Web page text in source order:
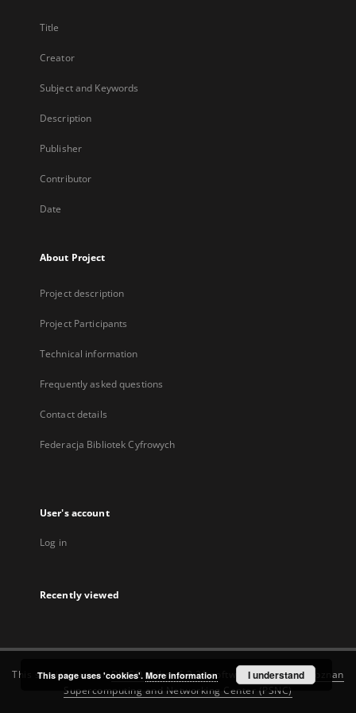
Title
Creator
Subject and Keywords
Description
Publisher
Contributor
Date
About Project
Project description
Project Participants
Technical information
Frequently asked questions
Contact details
Federacja Bibliotek Cyfrowych
User's account
Log in
Recently viewed
This service runs onDInGO dLibra 6.3.20software created by
Poznan
Supercomputing and Networking Center (PSNC)
This page uses 'cookies'. More information I understand